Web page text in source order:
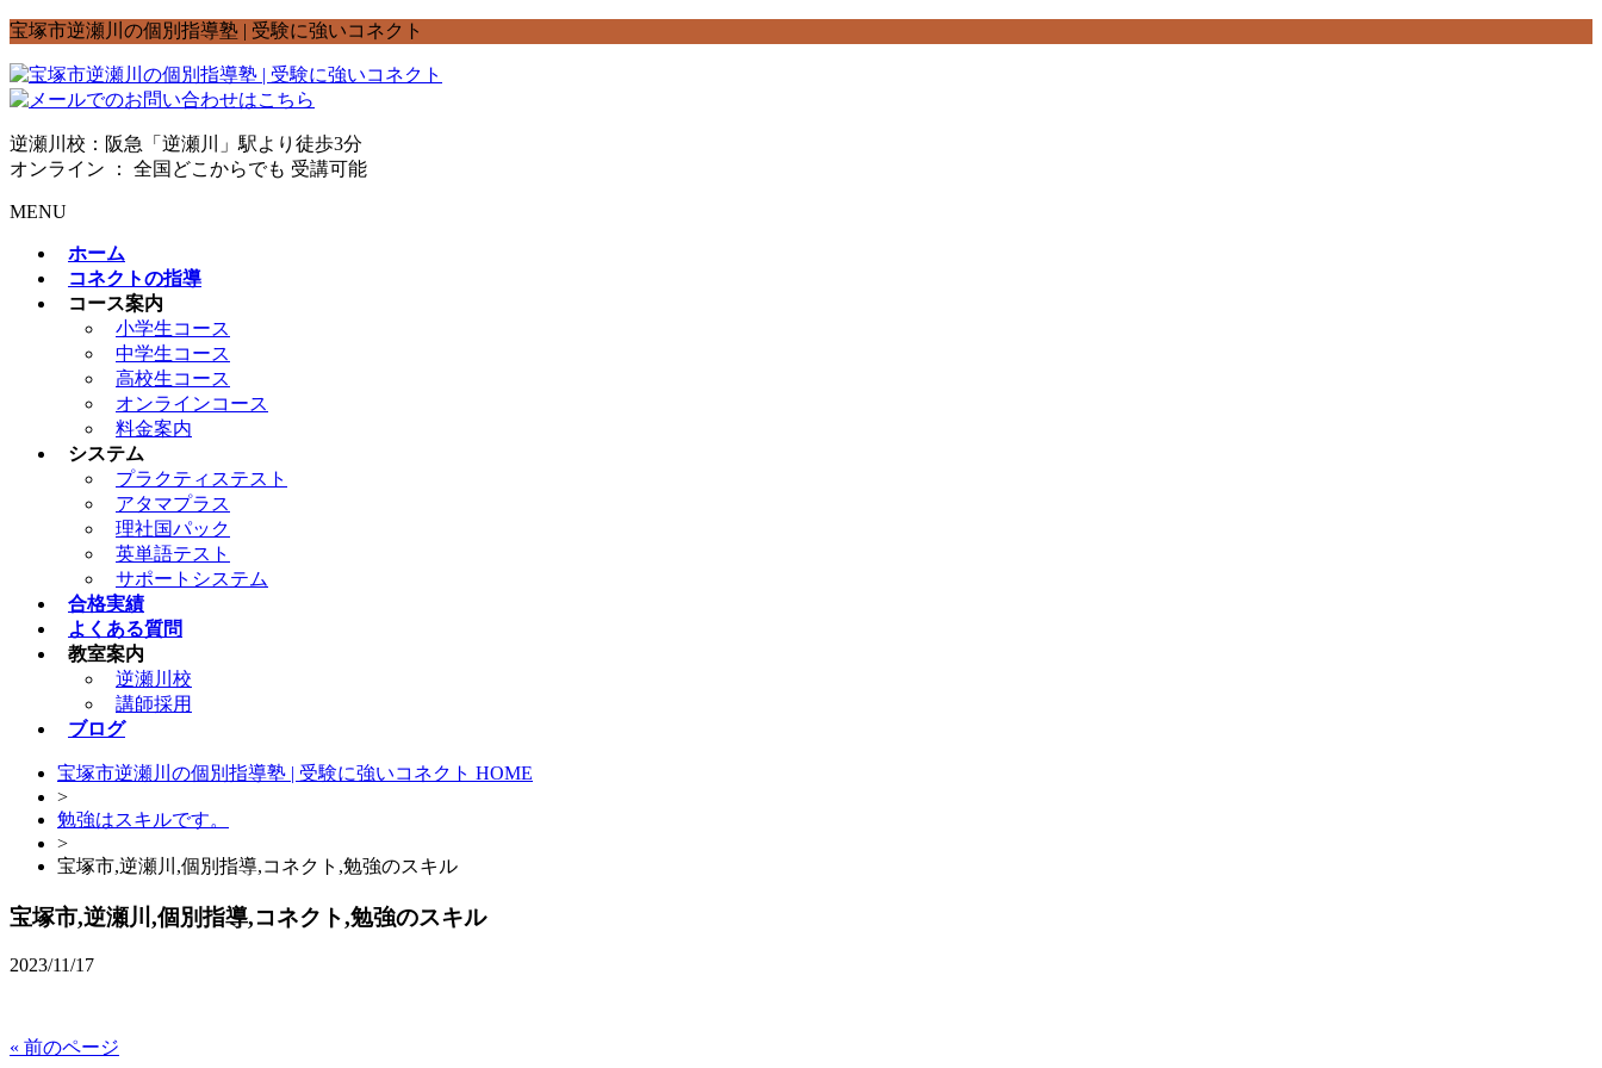
宝塚市逆瀬川の個別指導塾 | 受験に強いコネクト
逆瀬川校：阪急「逆瀬川」駅より徒歩3分
オンライン ： 全国どこからでも 受講可能
MENU
ホーム
コネクトの指導
コース案内
小学生コース
中学生コース
高校生コース
オンラインコース
料金案内
システム
プラクティステスト
アタマプラス
理社国パック
英単語テスト
サポートシステム
合格実績
よくある質問
教室案内
逆瀬川校
講師採用
ブログ
宝塚市逆瀬川の個別指導塾 | 受験に強いコネクト HOME
>
勉強はスキルです。
>
宝塚市,逆瀬川,個別指導,コネクト,勉強のスキル
宝塚市,逆瀬川,個別指導,コネクト,勉強のスキル
2023/11/17
« 前のページ